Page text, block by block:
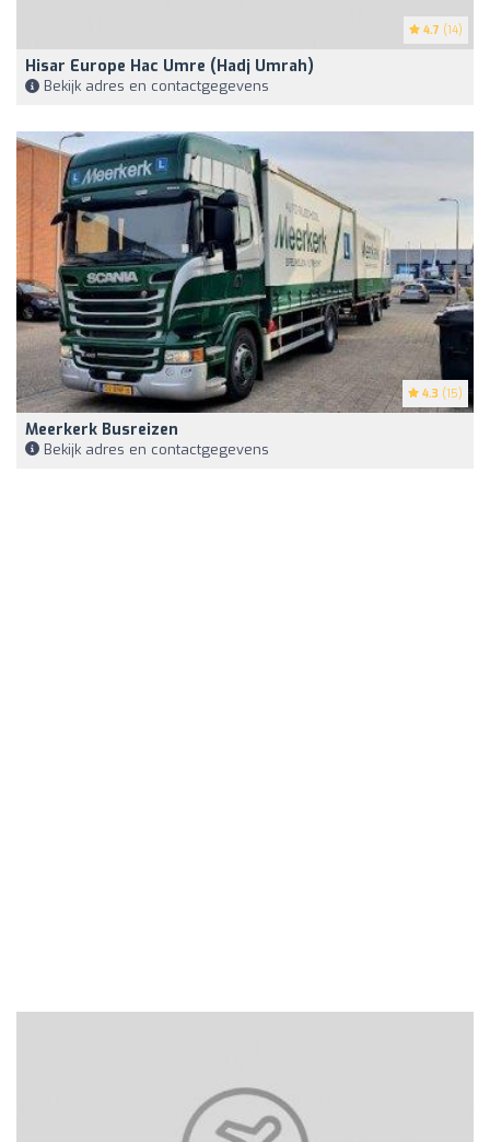
4.7 (14)
Hisar Europe Hac Umre (Hadj Umrah)
Bekijk adres en contactgegevens
4.3 (15)
Meerkerk Busreizen
Bekijk adres en contactgegevens